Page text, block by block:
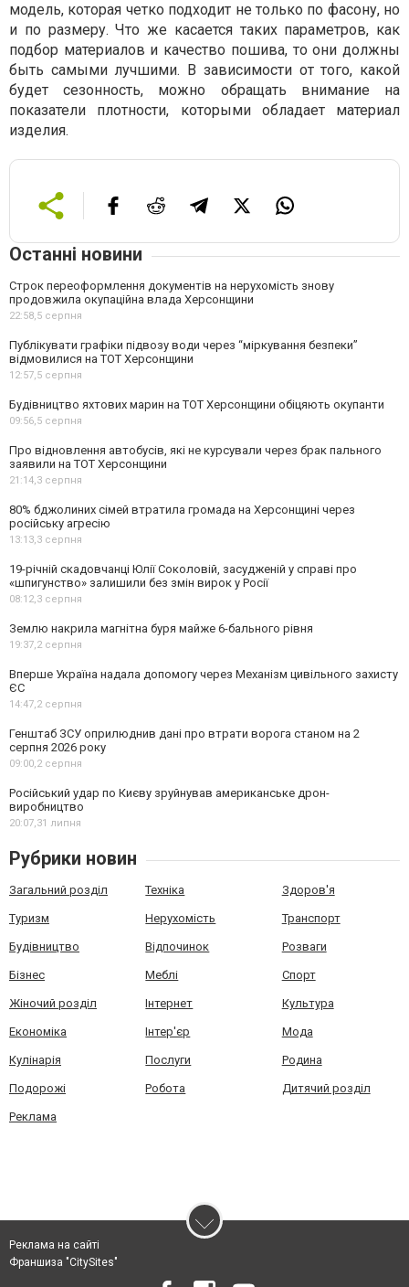
модель, которая четко подходит не только по фасону, но
и по размеру. Что же касается таких параметров, как
подбор материалов и качество пошива, то они должны
быть самыми лучшими. В зависимости от того, какой
будет сезонность, можно обращать внимание на
показатели плотности, которыми обладает материал
изделия.
Останні новини
Строк переоформлення документів на нерухомість знову
продовжила окупаційна влада Херсонщини
22:58,5 серпня
Публікувати графіки підвозу води через “міркування безпеки”
відмовилися на ТОТ Херсонщини
12:57,5 серпня
Будівництво яхтових марин на ТОТ Херсонщини обіцяють окупанти
09:56,5 серпня
Про відновлення автобусів, які не курсували через брак пального
заявили на ТОТ Херсонщини
21:14,3 серпня
80% бджолиних сімей втратила громада на Херсонщині через
російську агресію
13:13,3 серпня
19-річній скадовчанці Юлії Соколовій, засудженій у справі про
«шпигунство» залишили без змін вирок у Росії
08:12,3 серпня
Землю накрила магнітна буря майже 6-бального рівня
19:37,2 серпня
Вперше Україна надала допомогу через Механізм цивільного захисту
ЄС
14:47,2 серпня
Генштаб ЗСУ оприлюднив дані про втрати ворога станом на 2
серпня 2026 року
09:00,2 серпня
Російський удар по Києву зруйнував американське дрон-
виробництво
20:07,31 липня
Рубрики новин
Загальний розділ Техніка Здоров'я
Туризм Нерухомість Транспорт
Будівництво Відпочинок Розваги
Бізнес Меблі Спорт
Жіночий розділ Інтернет Культура
Економіка Інтер'єр Мода
Кулінарія Послуги Родина
Подорожі Робота Дитячий розділ
Реклама
Реклама на сайті
Франшиза "CitySites"